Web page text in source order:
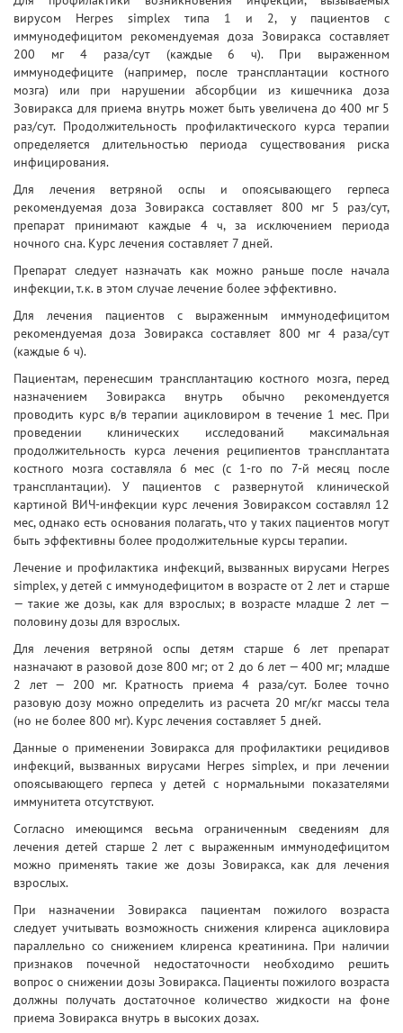
вирусом Herpes simplex типа 1 и 2, у пациентов с
иммунодефицитом рекомендуемая доза Зовиракса составляет
200 мг 4 раза/сут (каждые 6 ч). При выраженном
иммунодефиците (например, после трансплантации костного
мозга) или при нарушении абсорбции из кишечника доза
Зовиракса для приема внутрь может быть увеличена до 400 мг 5
раз/сут. Продолжительность профилактического курса терапии
определяется длительностью периода существования риска
инфицирования.
Для лечения ветряной оспы и опоясывающего герпеса
рекомендуемая доза Зовиракса составляет 800 мг 5 раз/сут,
препарат принимают каждые 4 ч, за исключением периода
ночного сна. Курс лечения составляет 7 дней.
Препарат следует назначать как можно раньше после начала
инфекции, т.к. в этом случае лечение более эффективно.
Для лечения пациентов с выраженным иммунодефицитом
рекомендуемая доза Зовиракса составляет 800 мг 4 раза/сут
(каждые 6 ч).
Пациентам, перенесшим трансплантацию костного мозга, перед
назначением Зовиракса внутрь обычно рекомендуется
проводить курс в/в терапии ацикловиром в течение 1 мес. При
проведении клинических исследований максимальная
продолжительность курса лечения реципиентов трансплантата
костного мозга составляла 6 мес (с 1-го по 7-й месяц после
трансплантации). У пациентов с развернутой клинической
картиной ВИЧ-инфекции курс лечения Зовираксом составлял 12
мес, однако есть основания полагать, что у таких пациентов могут
быть эффективны более продолжительные курсы терапии.
Лечение и профилактика инфекций, вызванных вирусами Herpes
simplex, у детей с иммунодефицитом в возрасте от 2 лет и старше
— такие же дозы, как для взрослых; в возрасте младше 2 лет —
половину дозы для взрослых.
Для лечения ветряной оспы детям старше 6 лет препарат
назначают в разовой дозе 800 мг; от 2 до 6 лет — 400 мг; младше
2 лет — 200 мг. Кратность приема 4 раза/сут. Более точно
разовую дозу можно определить из расчета 20 мг/кг массы тела
(но не более 800 мг). Курс лечения составляет 5 дней.
Данные о применении Зовиракса для профилактики рецидивов
инфекций, вызванных вирусами Herpes simplex, и при лечении
опоясывающего герпеса у детей с нормальными показателями
иммунитета отсутствуют.
Согласно имеющимся весьма ограниченным сведениям для
лечения детей старше 2 лет с выраженным иммунодефицитом
можно применять такие же дозы Зовиракса, как для лечения
взрослых.
При назначении Зовиракса пациентам пожилого возраста
следует учитывать возможность снижения клиренса ацикловира
параллельно со снижением клиренса креатинина. При наличии
признаков почечной недостаточности необходимо решить
вопрос о снижении дозы Зовиракса. Пациенты пожилого возраста
должны получать достаточное количество жидкости на фоне
приема Зовиракса внутрь в высоких дозах.